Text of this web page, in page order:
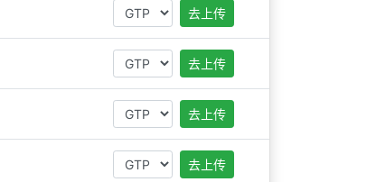
去上传
去上传
去上传
去上传